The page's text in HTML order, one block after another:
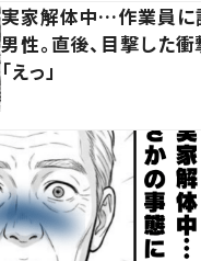
実家解体中…作業員に
男性。直後、目撃した
「えっ」